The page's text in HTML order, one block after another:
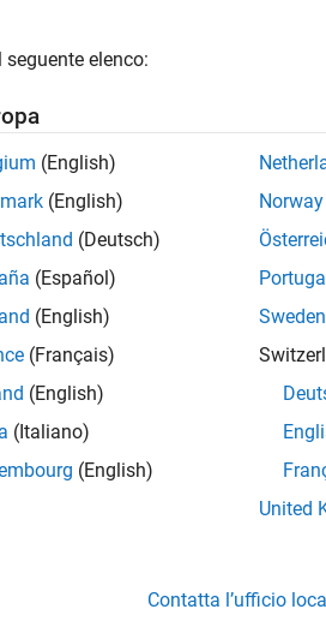
elenco:
(English)
(English)
(Deutsch)
(Español)
(English)
(Français)
(English)
(Italiano)
(English)
Norway
Portugal
Sweden
United
Contatta l’ufficio